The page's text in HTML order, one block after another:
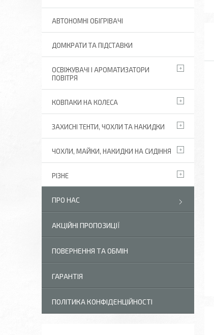
АВТОНОМНІ ОБІГРІВАЧІ
ДОМКРАТИ ТА ПІДСТАВКИ
ОСВІЖУВАЧІ І АРОМАТИЗАТОРИ
ПОВІТРЯ
КОВПАКИ НА КОЛЕСА
ЗАХИСНІ ТЕНТИ, ЧОХЛИ ТА НАКИДКИ
ЧОХЛИ, МАЙКИ, НАКИДКИ НА СИДІННЯ
РІЗНЕ
ПРО НАС
АКЦІЙНІ ПРОПОЗИЦІЇ
ПОВЕРНЕННЯ ТА ОБМІН
ГАРАНТІЯ
ПОЛІТИКА КОНФІДЕНЦІЙНОСТІ